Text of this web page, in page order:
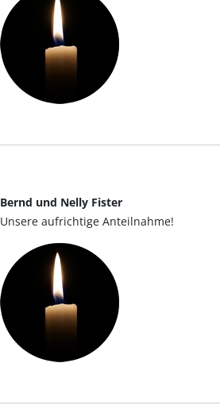
Bernd und Nelly Fister
Unsere aufrichtige Anteilnahme!